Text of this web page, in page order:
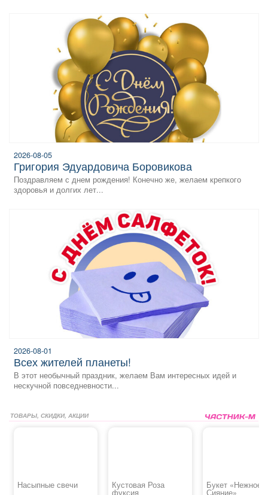
2026-08-05
Григория Эдуардовича Боровикова
Поздравляем с днем рождения! Конечно же, желаем крепкого
здоровья и долгих лет...
2026-08-01
всех жителей планеты!
В этот необычный праздник, желаем Вам интересных идей и
нескучной повседневности...
ТОВАРЫ, СКИДКИ, АКЦИИ
Насыпные свечи Кустовая Роза Букет «Нежное